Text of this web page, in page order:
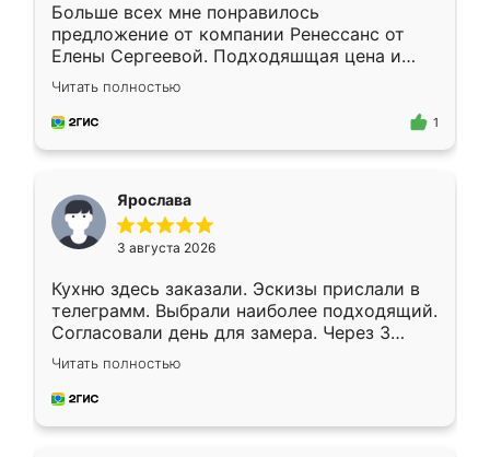
Больше всех мне понравилось
предложение от компании Ренессанс от
Елены Сергеевой. Подходяшщая цена и
короткие сроки изготовления. Приехавший
для замера сотрудник Владислав
предложил по моему эскизу самый
Читать полностью
1
Ярослава
3 августа 2026
Кухню здесь заказали. Эскизы прислали в
телеграмм. Выбрали наиболее подходящий.
Согласовали день для замера. Через 3
недели кухня была уже готова. Остались
довольны работой. Спасибо Ренессанс
мебель за качественную работу!
Читать полностью